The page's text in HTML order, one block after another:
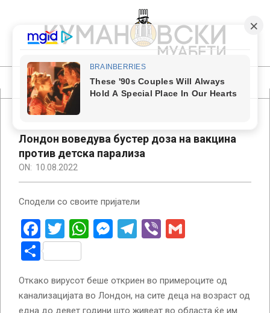
content
КУМАНОВСКИ
МУАБЕТИ
Primary
Navigation
Лондон воведува бустер доза на вакцина
против детска парализа
ON: 10.08.2022
Сподели со своите пријатели
Facebook
Twitter
WhatsApp
Messenger
Telegram
Viber
Share
Откако вирусот беше откриен во примероците од
канализацијата во Лондон, на сите деца на возраст од
една до девет години што живеат во областа ќе им